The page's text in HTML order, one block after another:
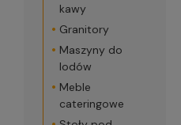
kawy
Granitory
Maszyny do
lodów
Meble
cateringowe